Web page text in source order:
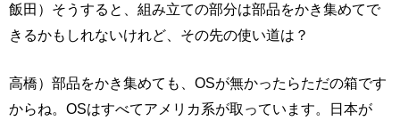
飯田）そうすると、組み立ての部分は部品をかき集めてで
きるかもしれないけれど、その先の使い道は？
高橋）部品をかき集めても、OSが無かったらただの箱です
からね。OSはすべてアメリカ系が取っています。日本が